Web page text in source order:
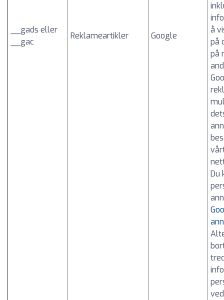
__gads eller
__gac
Reklameartikler Google
å
på
på
Du